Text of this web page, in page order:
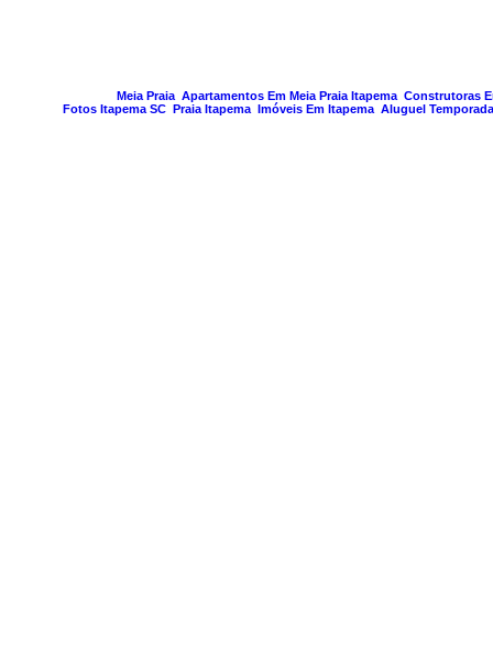
Construtoras
Apartamentos Em Meia Praia Itapema
Meia Praia
Aluguel
Imóveis Em Itapema
Praia Itapema
Fotos Itapema SC